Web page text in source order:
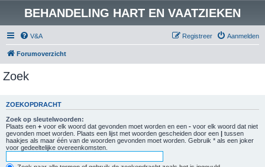
BEHANDELING HART EN VAATZIEKEN
V&A Aanmelden
Registreer
Forumoverzicht
Zoek
ZOEKOPDRACHT
Zoek op sleutelwoorden:
Plaats een + voor elk woord dat gevonden moet worden en een - voor elk woord dat niet
gevonden moet worden. Plaats een lijst met woorden gescheiden door een | tussen
haakjes als maar één van de woorden gevonden moet worden. Gebruik * als een joker
voor gedeeltelijke overeenkomsten.